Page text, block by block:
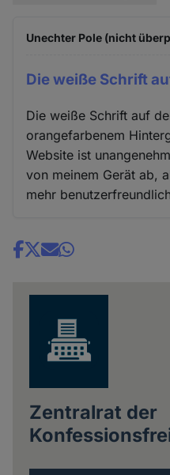
Unechter Pole (nicht
Die weiße Schrift
Die weiße Schrift auf
orangefarbenem
Website ist
von meinem Gerät ab,
mehr
Share
Zentralrat der